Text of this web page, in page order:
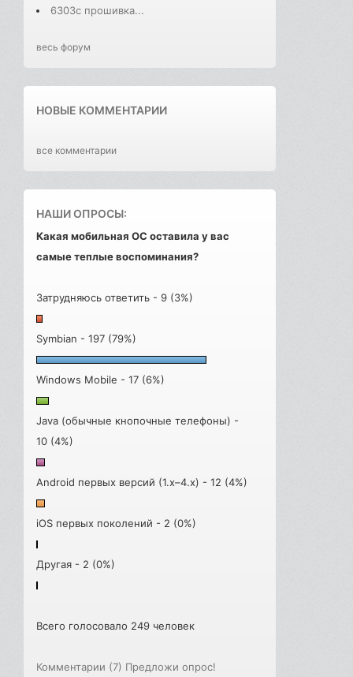
6303с прошивка...
весь форум
НОВЫЕ КОММЕНТАРИИ
все комментарии
НАШИ ОПРОСЫ:
Какая мобильная ОС оставила у вас
самые теплые воспоминания?
Затрудняюсь ответить - 9 (3%)
Symbian - 197 (79%)
Windows Mobile - 17 (6%)
Java (обычные кнопочные телефоны) -
10 (4%)
Android первых версий (1.x–4.x) - 12 (4%)
iOS первых поколений - 2 (0%)
Другая - 2 (0%)
Всего голосовало 249 человек
Комментарии (7) Предложи опрос!